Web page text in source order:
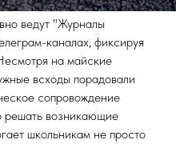
ведут "Журналы
каналах, фиксируя
на майские
всходы порадовали
сопровождение
решать возникающие
школьникам не просто